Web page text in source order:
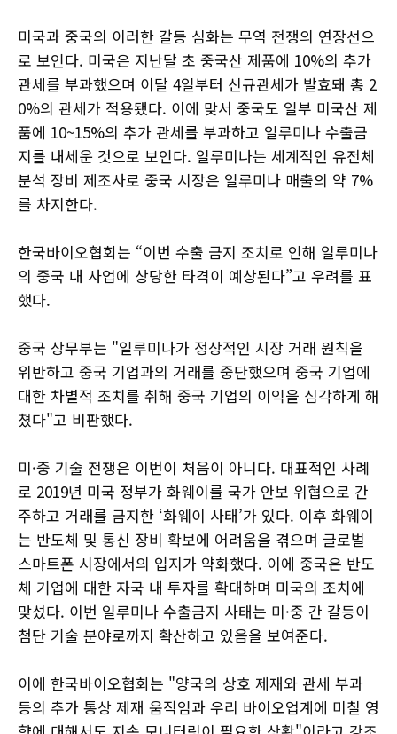
미국과 중국의 이러한 갈등 심화는 무역 전쟁의 연장선으
로 보인다. 미국은 지난달 초 중국산 제품에 10%의 추가
관세를 부과했으며 이달 4일부터 신규관세가 발효돼 총 2
0%의 관세가 적용됐다. 이에 맞서 중국도 일부 미국산 제
품에 10~15%의 추가 관세를 부과하고 일루미나 수출금
지를 내세운 것으로 보인다. 일루미나는 세계적인 유전체
분석 장비 제조사로 중국 시장은 일루미나 매출의 약 7%
를 차지한다.
한국바이오협회는 “이번 수출 금지 조치로 인해 일루미나
의 중국 내 사업에 상당한 타격이 예상된다”고 우려를 표
했다.
중국 상무부는 "일루미나가 정상적인 시장 거래 원칙을
위반하고 중국 기업과의 거래를 중단했으며 중국 기업에
대한 차별적 조치를 취해 중국 기업의 이익을 심각하게 해
쳤다"고 비판했다.
미·중 기술 전쟁은 이번이 처음이 아니다. 대표적인 사례
로 2019년 미국 정부가 화웨이를 국가 안보 위협으로 간
주하고 거래를 금지한 ‘화웨이 사태’가 있다. 이후 화웨이
는 반도체 및 통신 장비 확보에 어려움을 겪으며 글로벌
스마트폰 시장에서의 입지가 약화했다. 이에 중국은 반도
체 기업에 대한 자국 내 투자를 확대하며 미국의 조치에
맞섰다. 이번 일루미나 수출금지 사태는 미·중 간 갈등이
첨단 기술 분야로까지 확산하고 있음을 보여준다.
이에 한국바이오협회는 "양국의 상호 제재와 관세 부과
등의 추가 통상 제재 움직임과 우리 바이오업계에 미칠 영